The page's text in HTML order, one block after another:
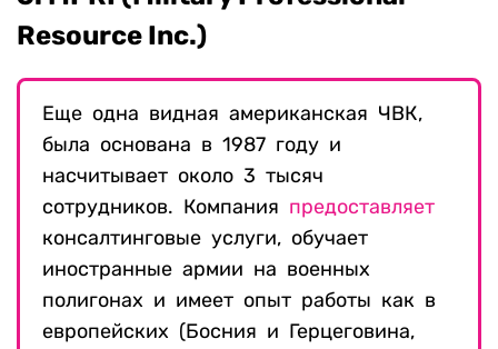
Resource Inc.)
Еще одна видная американская ЧВК,
была основана в 1987 году и
насчитывает около 3 тысяч
сотрудников. Компания предоставляет
консалтинговые услуги, обучает
иностранные армии на военных
полигонах и имеет опыт работы как в
европейских (Босния и Герцеговина,